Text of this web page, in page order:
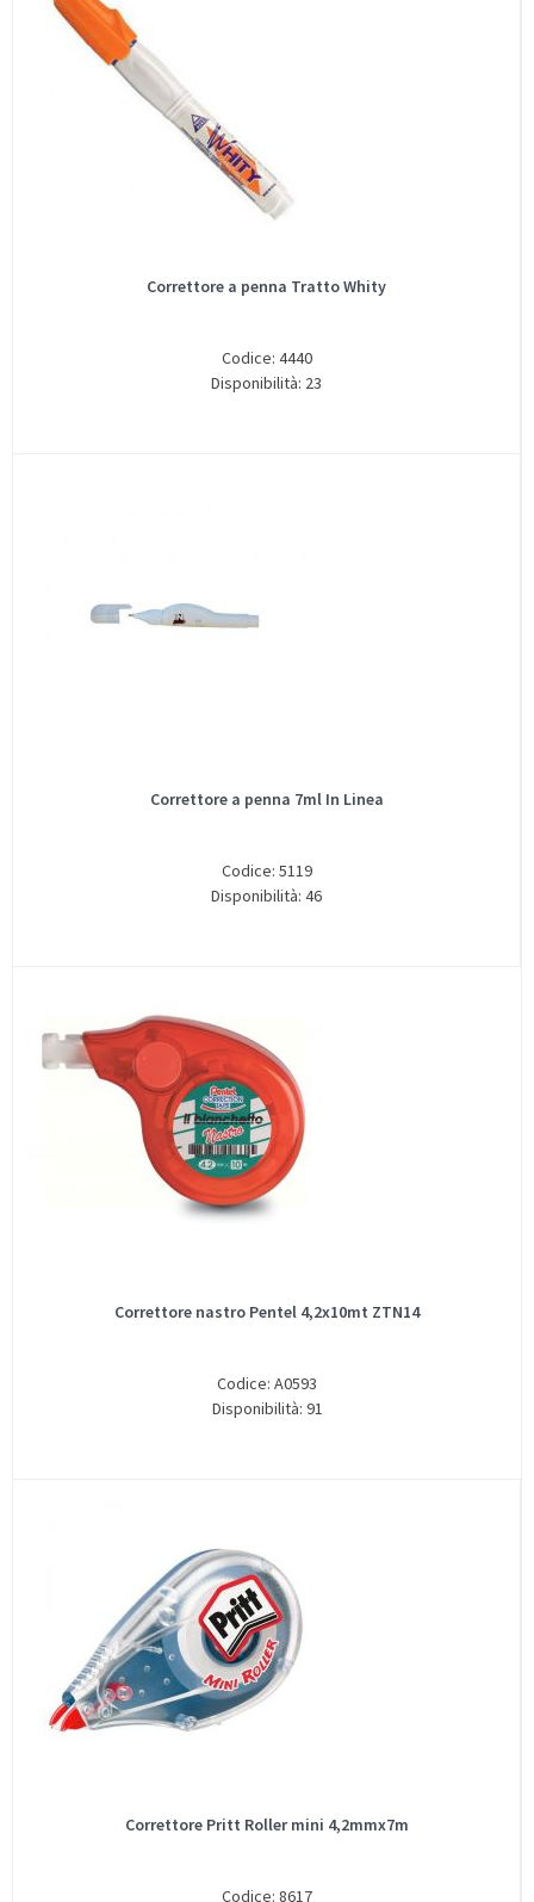
Correttore a penna Tratto Whity
Codice: 4440
Disponibilità: 23
Correttore a penna 7ml In Linea
Codice: 5119
Disponibilità: 46
Correttore nastro Pentel 4,2x10mt ZTN14
Codice: A0593
Disponibilità: 91
Correttore Pritt Roller mini 4,2mmx7m
Codice: 8617